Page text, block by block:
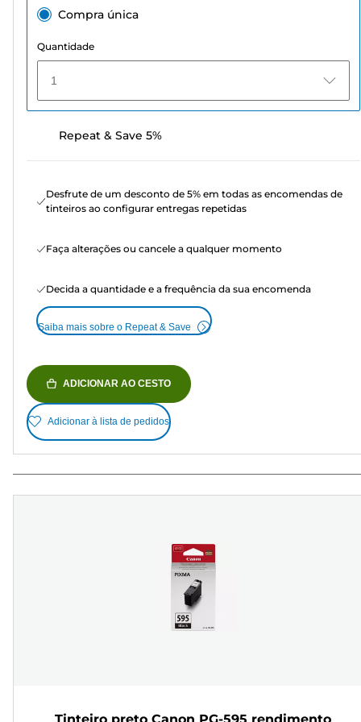
Compra única
Quantidade
1
Repeat & Save 5%
Desfrute de um desconto de 5% em todas as encomendas de
tinteiros ao configurar entregas repetidas
Faça alterações ou cancele a qualquer momento
Decida a quantidade e a frequência da sua encomenda
Saiba mais sobre o Repeat & Save
ADICIONAR AO CESTO
Adicionar à lista de pedidos